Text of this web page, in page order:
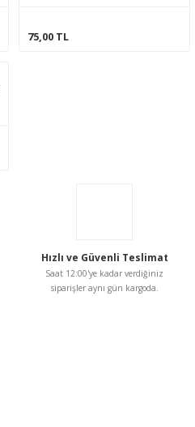
75,00 TL
Hızlı ve Güvenli Teslimat
Saat 12:00'ye kadar verdiğiniz
siparişler aynı gün kargoda.